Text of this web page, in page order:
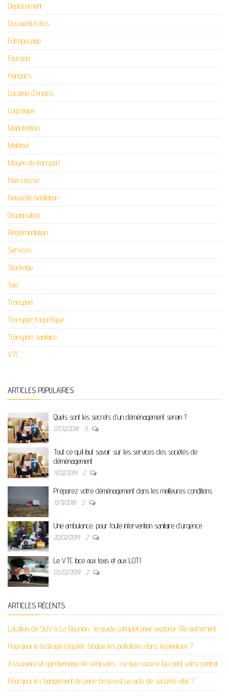
Déplacement
Dossier&Actus
Entreposage
Fourgon
Hangars
Location d'engins
Logistique
Manutention
Matériel
Moyen de transport
Non classé
Nouvelle habitation
Organisation
Réglementation
Services
Stockage
Taxi
Transport
Transport frigorifique
Transport sanitaire
VTC
ARTICLES POPULAIRES
Quels sont les secrets d’un déménagement serein ?
07/12/2018 3
Tout ce qu’il faut savoir sur les services des sociétés de
déménagement
11/02/2019 2
Préparez votre déménagement dans les meilleures conditions
13/11/2018 2
Une ambulance, pour toute intervention sanitaire d’urgence
20/02/2019 2
Le VTC face aux taxis et aux LOTI
05/02/2019 2
ARTICLES RÉCENTS
Location de SUV à La Réunion : le guide complet pour explorer l’île autrement
Pourquoi le lustrage régulier bloque les pollutions dans la peinture ?
Assurance et gardiennage de véhicules : ce que couvre (ou non) votre contrat
Pourquoi le changement de pare-brise est un acte de sécurité vital ?